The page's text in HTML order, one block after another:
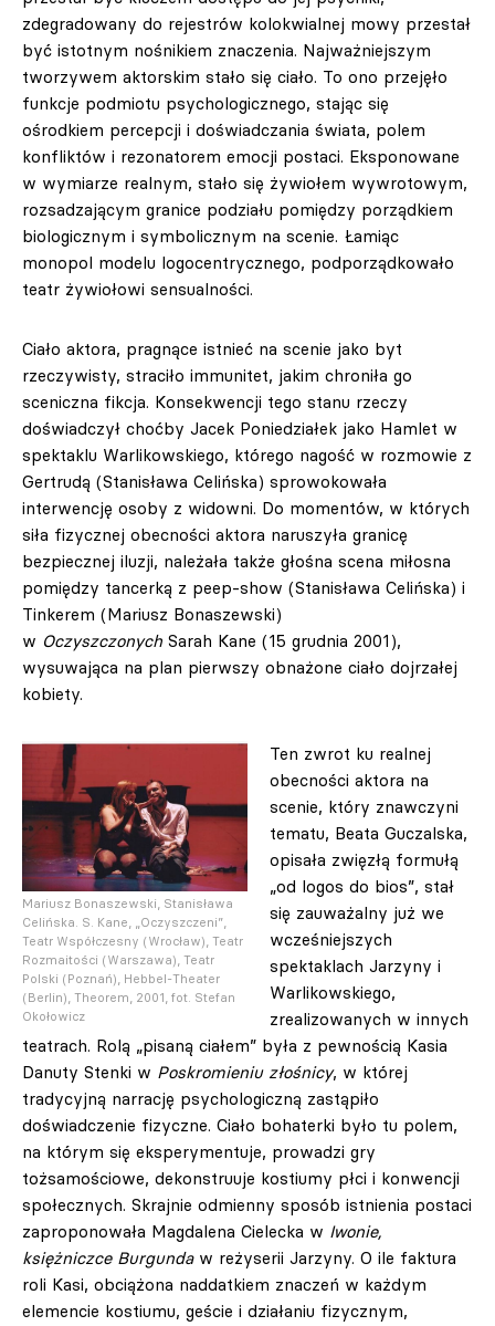
zdegradowany do rejestrów kolokwialnej mowy przestał
być istotnym nośnikiem znaczenia. Najważniejszym
tworzywem aktorskim stało się ciało. To ono przejęło
funkcje podmiotu psychologicznego, stając się
ośrodkiem percepcji i doświadczania świata, polem
konfliktów i rezonatorem emocji postaci. Eksponowane
w wymiarze realnym, stało się żywiołem wywrotowym,
rozsadzającym granice podziału pomiędzy porządkiem
biologicznym i symbolicznym na scenie. Łamiąc
monopol modelu logocentrycznego, podporządkowało
teatr żywiołowi sensualności.
Ciało aktora, pragnące istnieć na scenie jako byt
rzeczywisty, straciło immunitet, jakim chroniła go
sceniczna fikcja. Konsekwencji tego stanu rzeczy
doświadczył choćby Jacek Poniedziałek jako Hamlet w
spektaklu Warlikowskiego, którego nagość w rozmowie z
Gertrudą (Stanisława Celińska) sprowokowała
interwencję osoby z widowni. Do momentów, w których
siła fizycznej obecności aktora naruszyła granicę
bezpiecznej iluzji, należała także głośna scena miłosna
pomiędzy tancerką z peep-show (Stanisława Celińska) i
Tinkerem (Mariusz Bonaszewski)
w Oczyszczonych Sarah Kane (15 grudnia 2001),
wysuwająca na plan pierwszy obnażone ciało dojrzałej
kobiety.
Mariusz Bonaszewski, Stanisława
Celińska. S. Kane, „Oczyszczeni”,
Teatr Współczesny (Wrocław), Teatr
Rozmaitości (Warszawa), Teatr
Polski (Poznań), Hebbel-Theater
(Berlin), Theorem, 2001, fot. Stefan
Okołowicz
Ten zwrot ku realnej
obecności aktora na
scenie, który znawczyni
tematu, Beata Guczalska,
opisała zwięzłą formułą
„od logos do bios”, stał
się zauważalny już we
wcześniejszych
spektaklach Jarzyny i
Warlikowskiego,
zrealizowanych w innych
teatrach. Rolą „pisaną ciałem” była z pewnością Kasia
Danuty Stenki w Poskromieniu złośnicy, w której
tradycyjną narrację psychologiczną zastąpiło
doświadczenie fizyczne. Ciało bohaterki było tu polem,
na którym się eksperymentuje, prowadzi gry
tożsamościowe, dekonstruuje kostiumy płci i konwencji
społecznych. Skrajnie odmienny sposób istnienia postaci
zaproponowała Magdalena Cielecka w Iwonie,
księżniczce Burgunda w reżyserii Jarzyny. O ile faktura
roli Kasi, obciążona naddatkiem znaczeń w każdym
elemencie kostiumu, geście i działaniu fizycznym,